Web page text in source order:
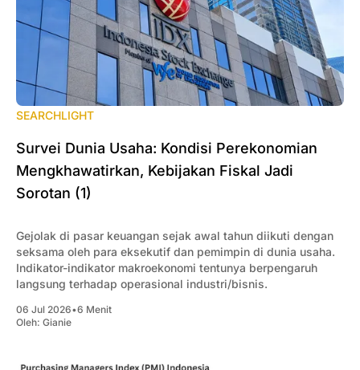
SEARCHLIGHT
Survei Dunia Usaha: Kondisi Perekonomian
Mengkhawatirkan, Kebijakan Fiskal Jadi
Sorotan (1)
Gejolak di pasar keuangan sejak awal tahun diikuti dengan
seksama oleh para eksekutif dan pemimpin di dunia usaha.
Indikator-indikator makroekonomi tentunya berpengaruh
langsung terhadap operasional industri/bisnis.
06 Jul 2026•6 Menit
Oleh: Gianie